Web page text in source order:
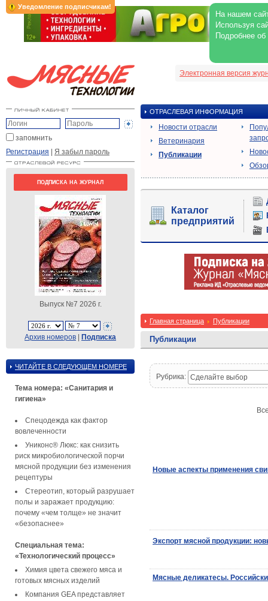
Уведомление подписчикам!
На нашем
Используя
Подробнее
Электронная версия
запомнить
Регистрация | Я забыл пароль
ПОДПИСКА НА ЖУРНАЛ
Выпуск №7 2026 г.
Архив номеров | Подписка
ЧИТАЙТЕ В СЛЕДУЮЩЕМ НОМЕРЕ
Тема номера: «Санитария и
гигиена»
Спецодежда как фактор
вовлеченности
Униконс® Люкс: как снизить
риск микробиологической порчи
мясной продукции без изменения
рецептуры
Стереотип, который разрушает
полы и заражает продукцию:
почему «чем толще» не значит
«безопаснее»
Специальная тема:
«Технологический процесс»
Химия цвета свежего мяса и
готовых мясных изделий
Компания GEA представляет
ОТРАСЛЕВАЯ ИНФОРМАЦИЯ
Новости отрасли
Ветеринария
Публикации
Каталог
предприятий
Главная страница Публикации
Публикации
Рубрика: Сделайте выбор
Новые аспекты применения
Экспорт мясной продукции:
Мясные деликатесы.